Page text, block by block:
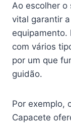
Ao escolher o
vital garantir
equipamento.
com vários
por um que
guidão.
Por exemplo,
Capacete